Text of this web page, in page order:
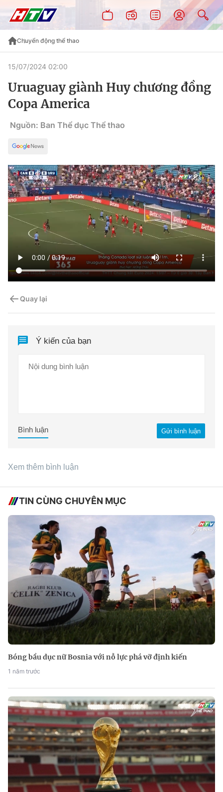
Chuyển động thể thao
15/07/2024 02:00
Uruaguay giành Huy chương đồng
Copa America
Nguồn: Ban Thể dục Thể thao
Quay lại
Ý kiến của bạn
Gửi bình luận
Bình luận
Xem thêm bình luận
TIN CÙNG CHUYÊN MỤC
Bóng bầu dục nữ Bosnia với nỗ lực phá vỡ định kiến
1 năm trước